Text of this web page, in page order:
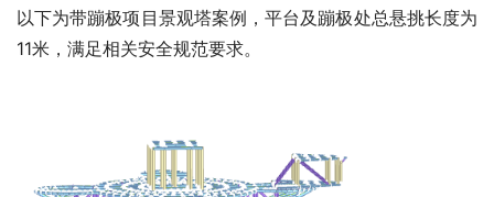
以下为带蹦极项目景观塔案例，平台及蹦极处总悬挑长度为
11米，满足相关安全规范要求。